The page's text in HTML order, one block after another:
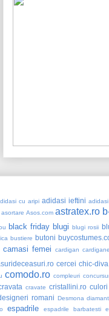
cu aripi adidasi ieftini
asortare Asos.com astratex.ro
black friday blugi blugi rosii
bustiere butoni
camasi femei cardigan cardigane
cercei chic-
comodo.ro compleuri
cravate cristallini.ro culori
romani Desmona
espadrile espadrile barbatesti